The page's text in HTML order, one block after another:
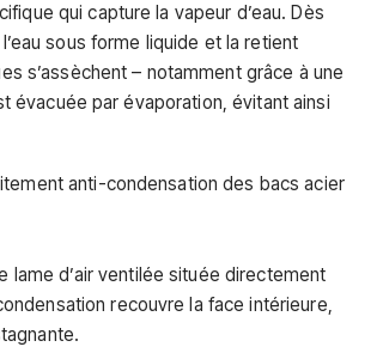
qui capture la vapeur d’eau. Dès
sous forme liquide et la retient
s’assèchent – notamment grâce à une
évacuée par évaporation, évitant ainsi
anti-condensation des bacs acier
lame d’air ventilée située directement
recouvre la face intérieure,